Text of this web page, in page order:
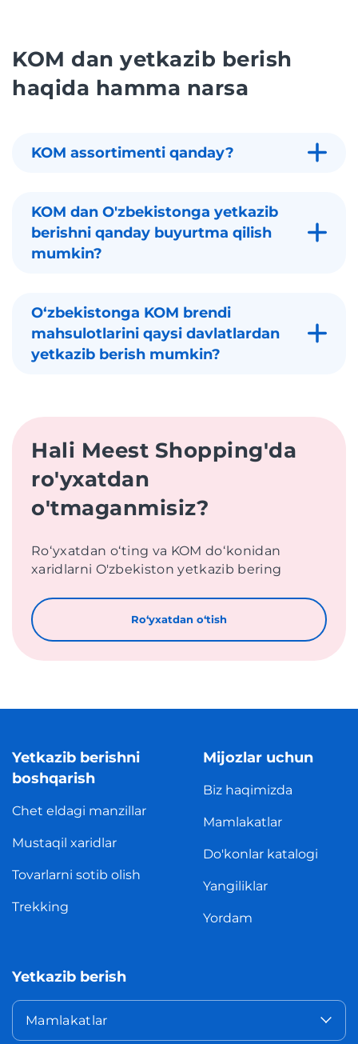
KOM dan yetkazib berish
haqida hamma narsa
KOM assortimenti qanday?
KOM dan O'zbekistonga yetkazib
berishni qanday buyurtma qilish
mumkin?
Oʻzbekistonga KOM brendi
mahsulotlarini qaysi davlatlardan
yetkazib berish mumkin?
Hali Meest Shopping'da
ro'yxatdan
o'tmaganmisiz?
Roʻyxatdan oʻting va KOM doʻkonidan
xaridlarni O'zbekiston yetkazib bering
Roʻyxatdan oʻtish
Yetkazib berishni
boshqarish
Chet eldagi manzillar
Mustaqil xaridlar
Tovarlarni sotib olish
Trekking
Mijozlar uchun
Biz haqimizda
Mamlakatlar
Do'konlar katalogi
Yangiliklar
Yordam
Yetkazib berish
Mamlakatlar